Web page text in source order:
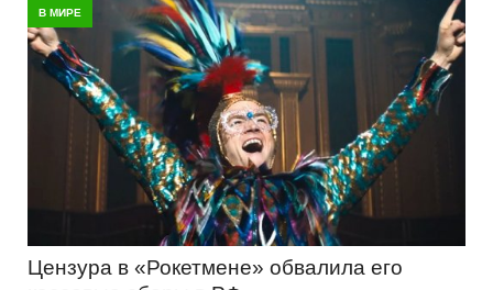
В МИРЕ
Цензура в «Рокетмене» обвалила его